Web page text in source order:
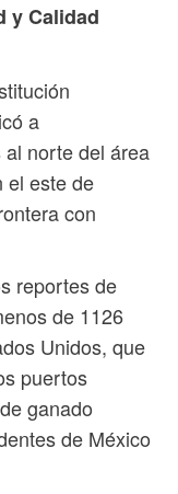
y Calidad
a
norte del área
el este de
con
reportes de
de 1126
Unidos, que
puertos
ganado
de México